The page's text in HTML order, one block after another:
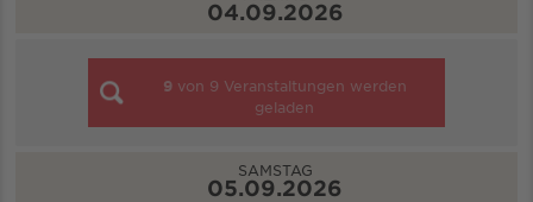
04.09.2026
9 von 9 Veranstaltungen werden
geladen
SAMSTAG
05.09.2026